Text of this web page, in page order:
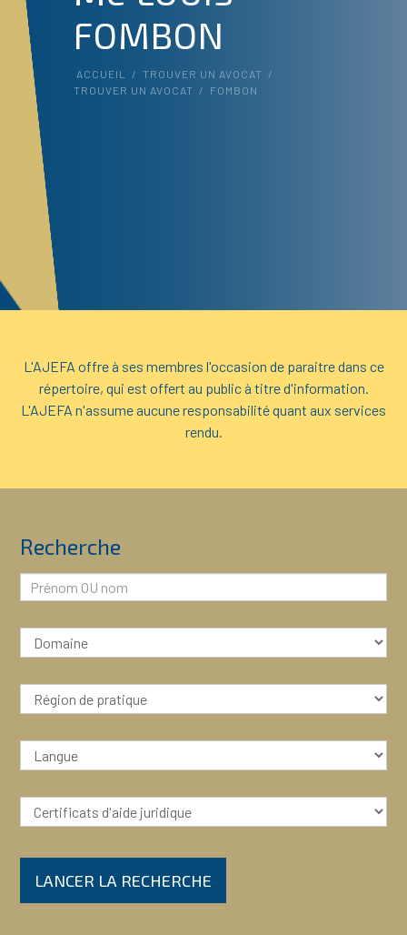
FOMBON
ACCUEIL / TROUVER UN AVOCAT
/
TROUVER UN AVOCAT / FOMBON
L'AJEFA offre à ses membres l'occasion de paraitre dans ce
répertoire, qui est offert au public à titre d'information.
L'AJEFA n'assume aucune responsabilité quant aux services
rendu.
Recherche
LANCER LA RECHERCHE